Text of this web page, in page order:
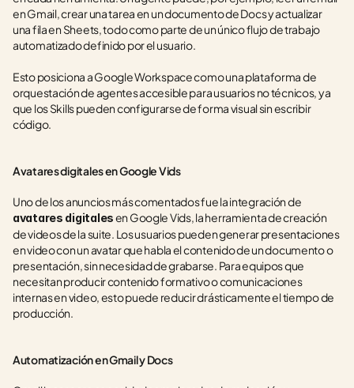
en Gmail, crear una tarea en un documento de Docs y actualizar
una fila en Sheets, todo como parte de un único flujo de trabajo
automatizado definido por el usuario.
Esto posiciona a Google Workspace como una plataforma de
orquestación de agentes accesible para usuarios no técnicos, ya
que los Skills pueden configurarse de forma visual sin escribir
código.
Avatares digitales en Google Vids
avatares digitales en Google Vids, la herramienta de creación
de videos de la suite. Los usuarios pueden generar presentaciones
en video con un avatar que habla el contenido de un documento o
presentación, sin necesidad de grabarse. Para equipos que
necesitan producir contenido formativo o comunicaciones
internas en video, esto puede reducir drásticamente el tiempo de
producción.
Automatización en Gmail y Docs